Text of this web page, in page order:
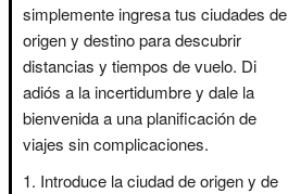
simplemente ingresa tus ciudades de
origen y destino para descubrir
distancias y tiempos de vuelo. Di
adiós a la incertidumbre y dale la
bienvenida a una planificación de
viajes sin complicaciones.
Introduce la ciudad de origen y de